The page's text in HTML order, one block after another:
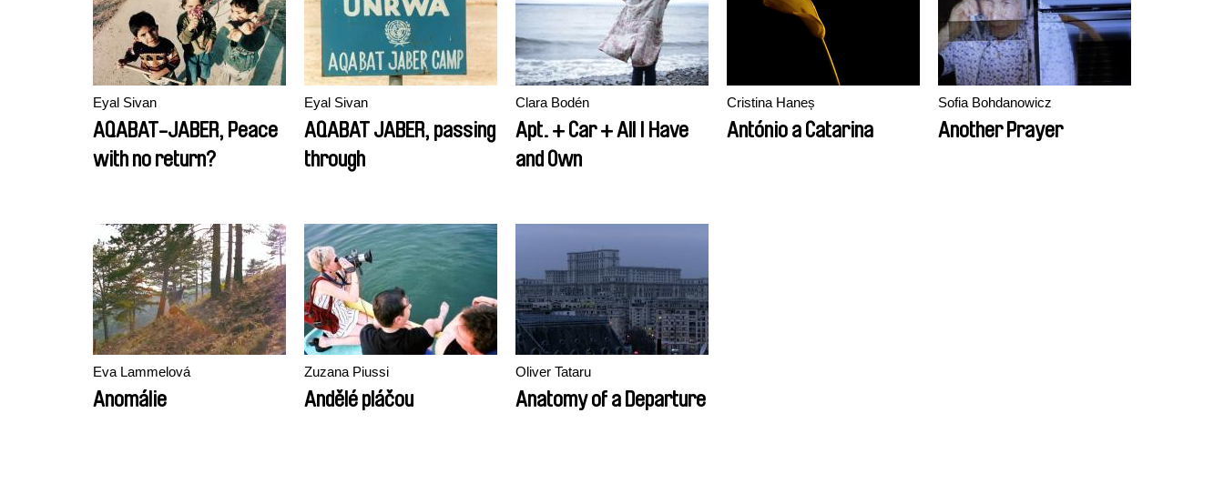
Eyal Sivan
AQABAT-JABER, Peace
with no return?
Eyal Sivan
AQABAT JABER, passing
through
Clara Bodén
Apt. + Car + All I Have
and Own
Cristina Haneș
António a Catarina
Sofia Bohdanowicz
Another Prayer
Eva Lammelová
Anomálie
Zuzana Piussi
Andělé pláčou
Oliver Tataru
Anatomy of a Departure